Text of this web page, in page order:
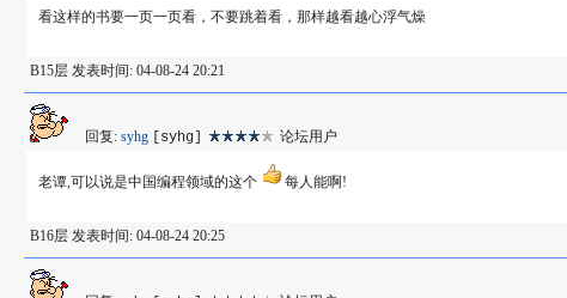
看这样的书要一页一页看，不要跳着看，那样越看越心浮气燥
B15层 发表时间: 04-08-24 20:21
回复: syhg [syhg] 论坛用户
老谭,可以说是中国编程领域的这个 每人能啊!
B16层 发表时间: 04-08-24 20:25